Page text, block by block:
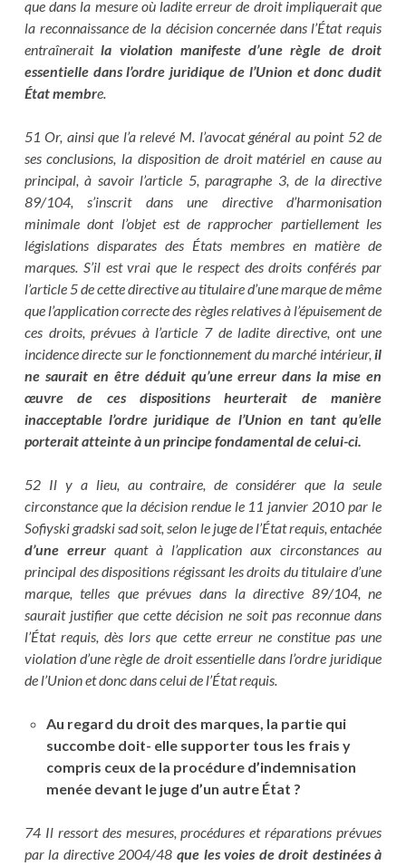
que dans la mesure où ladite erreur de droit impliquerait que
la reconnaissance de la décision concernée dans l’État requis
entraîneraitla violation manifeste d’une règle de droit
essentielle dans l’ordre juridique de l’Union et donc dudit
État membre.
51 Or, ainsi que l’a relevé M. l’avocat général au point 52 de
ses conclusions, la disposition de droit matériel en cause au
principal, à savoir l’article 5, paragraphe 3, de la directive
89/104, s’inscrit dans une directive d’harmonisation
minimale dont l’objet est de rapprocher partiellement les
législations disparates des États membres en matière de
marques. S’il est vrai que le respect des droits conférés par
l’article 5 de cette directive au titulaire d’une marque de même
que l’application correcte des règles relatives à l’épuisement de
ces droits, prévues à l’article 7 de ladite directive, ont une
incidence directe sur le fonctionnement du marché intérieur, il
ne saurait en être déduit qu’une erreur dans la mise en
œuvre de ces dispositions heurterait de manière
inacceptable l’ordre juridique de l’Union en tant qu’elle
porterait atteinte à un principe fondamental de celui-ci.
52 Il y a lieu, au contraire, de considérer que la seule
circonstance que la décision rendue le 11 janvier 2010 par le
Sofiyski gradski sad soit, selon le juge de l’État requis, entachée
d’une erreurquant à l’application aux circonstances au
principal des dispositions régissant les droits du titulaire d’une
marque, telles que prévues dans la directive 89/104, ne
saurait justifier que cette décision ne soit pas reconnue dans
l’État requis, dès lors que cette erreur ne constitue pas une
violation d’une règle de droit essentielle dans l’ordre juridique
de l’Union et donc dans celui de l’État requis.
Au regard du droit des marques, la partie qui
succombe doit- elle supporter tous les frais y
compris ceux de la procédure d’indemnisation
menée devant le juge d’un autre État ?
74 Il ressort des mesures, procédures et réparations prévues
par la directive 2004/48 que les voies de droit destinées à